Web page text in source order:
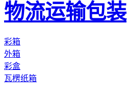
物流运输包装
彩箱
外箱
彩盒
瓦楞纸箱